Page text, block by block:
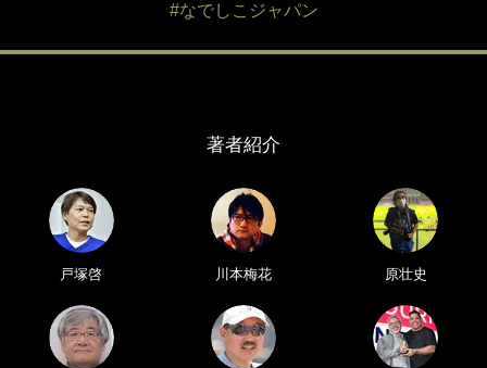
#なでしこジャパン
著者紹介
戸塚啓 川本梅花 原壮史